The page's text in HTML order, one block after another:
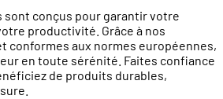
sont conçus pour garantir votre
productivité. Grâce à nos
conformes aux normes européennes,
en toute sérénité. Faites confiance
de produits durables,